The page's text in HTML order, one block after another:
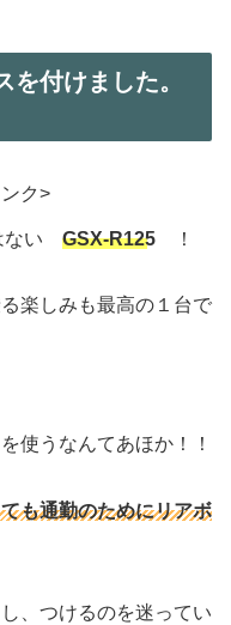
付けました。
ク>
ない GSX-R125 ！
楽しみも最高の１台で
使うなんてあほか！！
も通勤のためにリアボ
、つけるのを迷ってい